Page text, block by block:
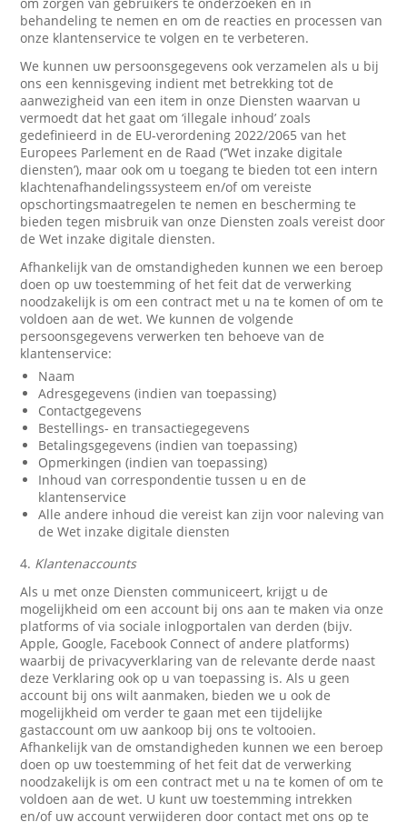
behandeling te nemen en om de reacties en processen van
onze klantenservice te volgen en te verbeteren.
We kunnen uw persoonsgegevens ook verzamelen als u bij
ons een kennisgeving indient met betrekking tot de
aanwezigheid van een item in onze Diensten waarvan u
vermoedt dat het gaat om ‘illegale inhoud’ zoals
gedefinieerd in de EU-verordening 2022/2065 van het
Europees Parlement en de Raad (‘’Wet inzake digitale
diensten’), maar ook om u toegang te bieden tot een intern
klachtenafhandelingssysteem en/of om vereiste
opschortingsmaatregelen te nemen en bescherming te
bieden tegen misbruik van onze Diensten zoals vereist door
de Wet inzake digitale diensten.
Afhankelijk van de omstandigheden kunnen we een beroep
doen op uw toestemming of het feit dat de verwerking
noodzakelijk is om een contract met u na te komen of om te
voldoen aan de wet. We kunnen de volgende
persoonsgegevens verwerken ten behoeve van de
klantenservice:
Naam
Adresgegevens (indien van toepassing)
Contactgegevens
Bestellings- en transactiegegevens
Betalingsgegevens (indien van toepassing)
Opmerkingen (indien van toepassing)
Inhoud van correspondentie tussen u en de
klantenservice
Alle andere inhoud die vereist kan zijn voor naleving van
de Wet inzake digitale diensten
4. Klantenaccounts
Als u met onze Diensten communiceert, krijgt u de
mogelijkheid om een account bij ons aan te maken via onze
platforms of via sociale inlogportalen van derden (bijv.
Apple, Google, Facebook Connect of andere platforms)
waarbij de privacyverklaring van de relevante derde naast
deze Verklaring ook op u van toepassing is. Als u geen
account bij ons wilt aanmaken, bieden we u ook de
mogelijkheid om verder te gaan met een tijdelijke
gastaccount om uw aankoop bij ons te voltooien.
Afhankelijk van de omstandigheden kunnen we een beroep
doen op uw toestemming of het feit dat de verwerking
noodzakelijk is om een contract met u na te komen of om te
voldoen aan de wet. U kunt uw toestemming intrekken
en/of uw account verwijderen door contact met ons op te